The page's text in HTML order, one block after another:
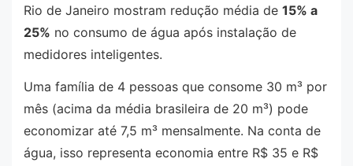
Rio de Janeiro mostram redução média de 15% a
25% no consumo de água após instalação de
medidores inteligentes.
Uma família de 4 pessoas que consome 30 m³ por
mês (acima da média brasileira de 20 m³) pode
economizar até 7,5 m³ mensalmente. Na conta de
água, isso representa economia entre R$ 35 e R$